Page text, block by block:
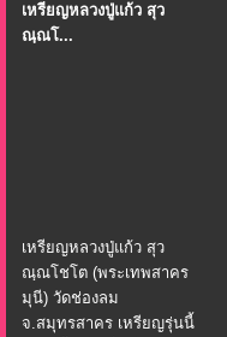
เหรียญหลวงปู่แก้ว สุว
ณฺณโ...
เหรียญหลวงปู่แก้ว สุว
ณฺณโชโต (พระเทพสาคร
มุนี) วัดช่องลม
จ.สมุทรสาคร เหรียญรุ่นนี้